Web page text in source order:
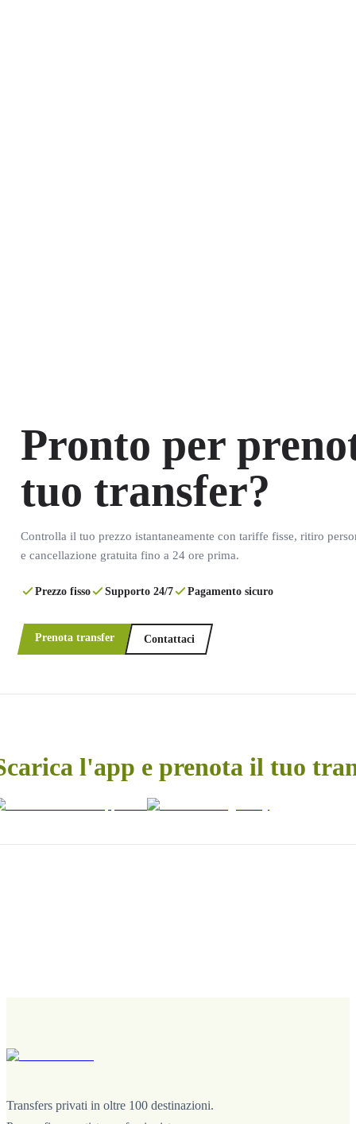
Pronto per
tuo transfer?
Controlla il tuo prezzo istantaneamente con tariffe fisse, ritiro
e cancellazione gratuita fino a 24 ore prima.
Prezzo fisso Supporto 24/7 Pagamento sicuro
Prenota transfer Contattaci
l'app e prenota il tuo
Transfers privati in oltre 100 destinazioni.